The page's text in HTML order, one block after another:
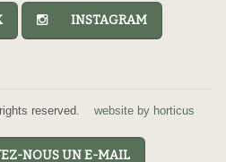
INSTAGRAM
reserved. website by horticus
NOUS UN E-MAIL